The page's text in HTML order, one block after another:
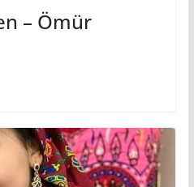
– Ömür